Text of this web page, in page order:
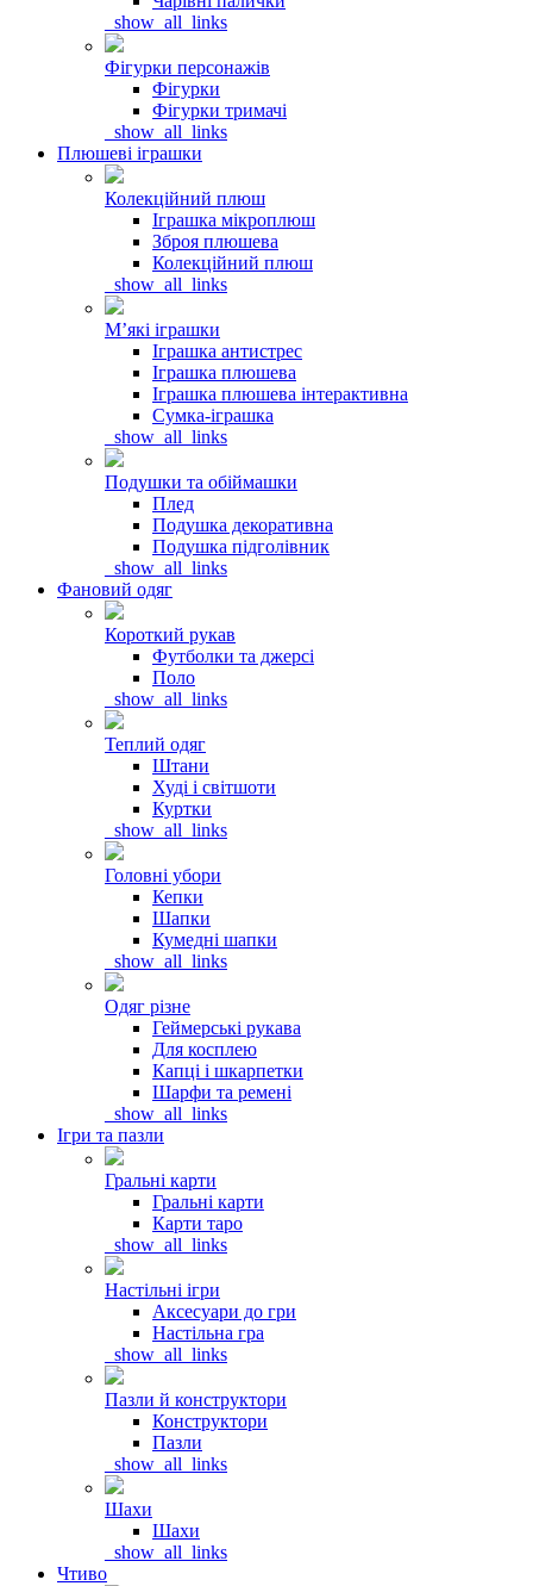
_show_all_links
Фігурки персонажів
Фігурки
Фігурки тримачі
_show_all_links
Плюшеві іграшки
Колекційний плюш
Іграшка мікроплюш
Зброя плюшева
Колекційний плюш
_show_all_links
Мʼякі іграшки
Іграшка антистрес
Іграшка плюшева
Іграшка плюшева інтерактивна
Сумка-іграшка
_show_all_links
Подушки та обіймашки
Плед
Подушка декоративна
Подушка підголівник
_show_all_links
Фановий одяг
Короткий рукав
Футболки та джерсі
Поло
_show_all_links
Теплий одяг
Штани
Худі і світшоти
Куртки
_show_all_links
Головні убори
Кепки
Шапки
Кумедні шапки
_show_all_links
Одяг різне
Геймерські рукава
Для косплею
Капці і шкарпетки
Шарфи та ремені
_show_all_links
Ігри та пазли
Гральні карти
Гральні карти
Карти таро
_show_all_links
Настільні ігри
Аксесуари до гри
Настільна гра
_show_all_links
Пазли й конструктори
Конструктори
Пазли
_show_all_links
Шахи
Шахи
_show_all_links
Чтиво